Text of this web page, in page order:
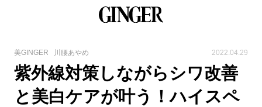
美GINGER 川腰あやめ 2022.04.29
紫外線対策しながらシワ改善
と美白ケアが叶う！ハイスペ